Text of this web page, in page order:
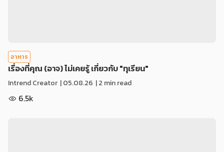
อาหาร
เรื่องที่คุณ (อาจ) ไม่เคยรู้ เกี่ยวกับ "ทุเรียน"
Intrend Creator |05.08.26 | 2 min read
6.5k